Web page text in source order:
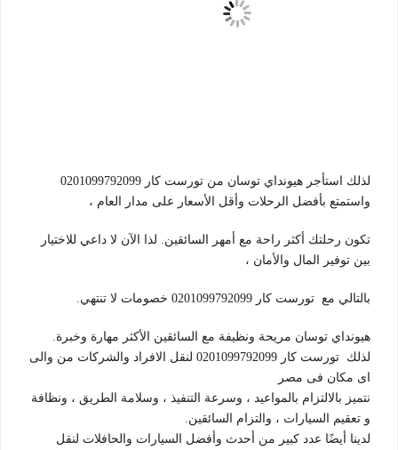
لذلك استأجر هيونداي توسان من تورست كار 0201099792099
واستمتع بأفضل الرحلات وأقل الأسعار على مدار العام ،
تكون رحلتك أكثر راحة مع أمهر السائقين. لذا الآن لا داعي للاختيار
بين توفير المال والأمان ،
بالتالي مع تورست كار 0201099792099 خصومات لا تنتهي.
هيونداي توسان مريحة ونظيفة مع السائقين الأكثر مهارة وخبرة.
لذلك تورست كار 0201099792099 لنقل الافراد والشركات من والى
اى مكان فى مصر
نتميز بالالتزام بالمواعيد ، وسرعة التنفيذ ، وسلامة الطريق ، ونظافة
و تعقيم السيارات ، والتزام السائقين.
لدينا أيضًا عدد كبير من أحدث وأفضل السيارات والحافلات لنقل